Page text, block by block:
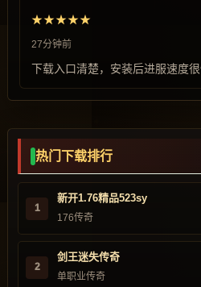
★★★★★
27分钟前
下载入口清楚，安装后进服速度很
热门下载排行
1
新开1.76精品523sy
176传奇
2
剑王迷失传奇
单职业传奇